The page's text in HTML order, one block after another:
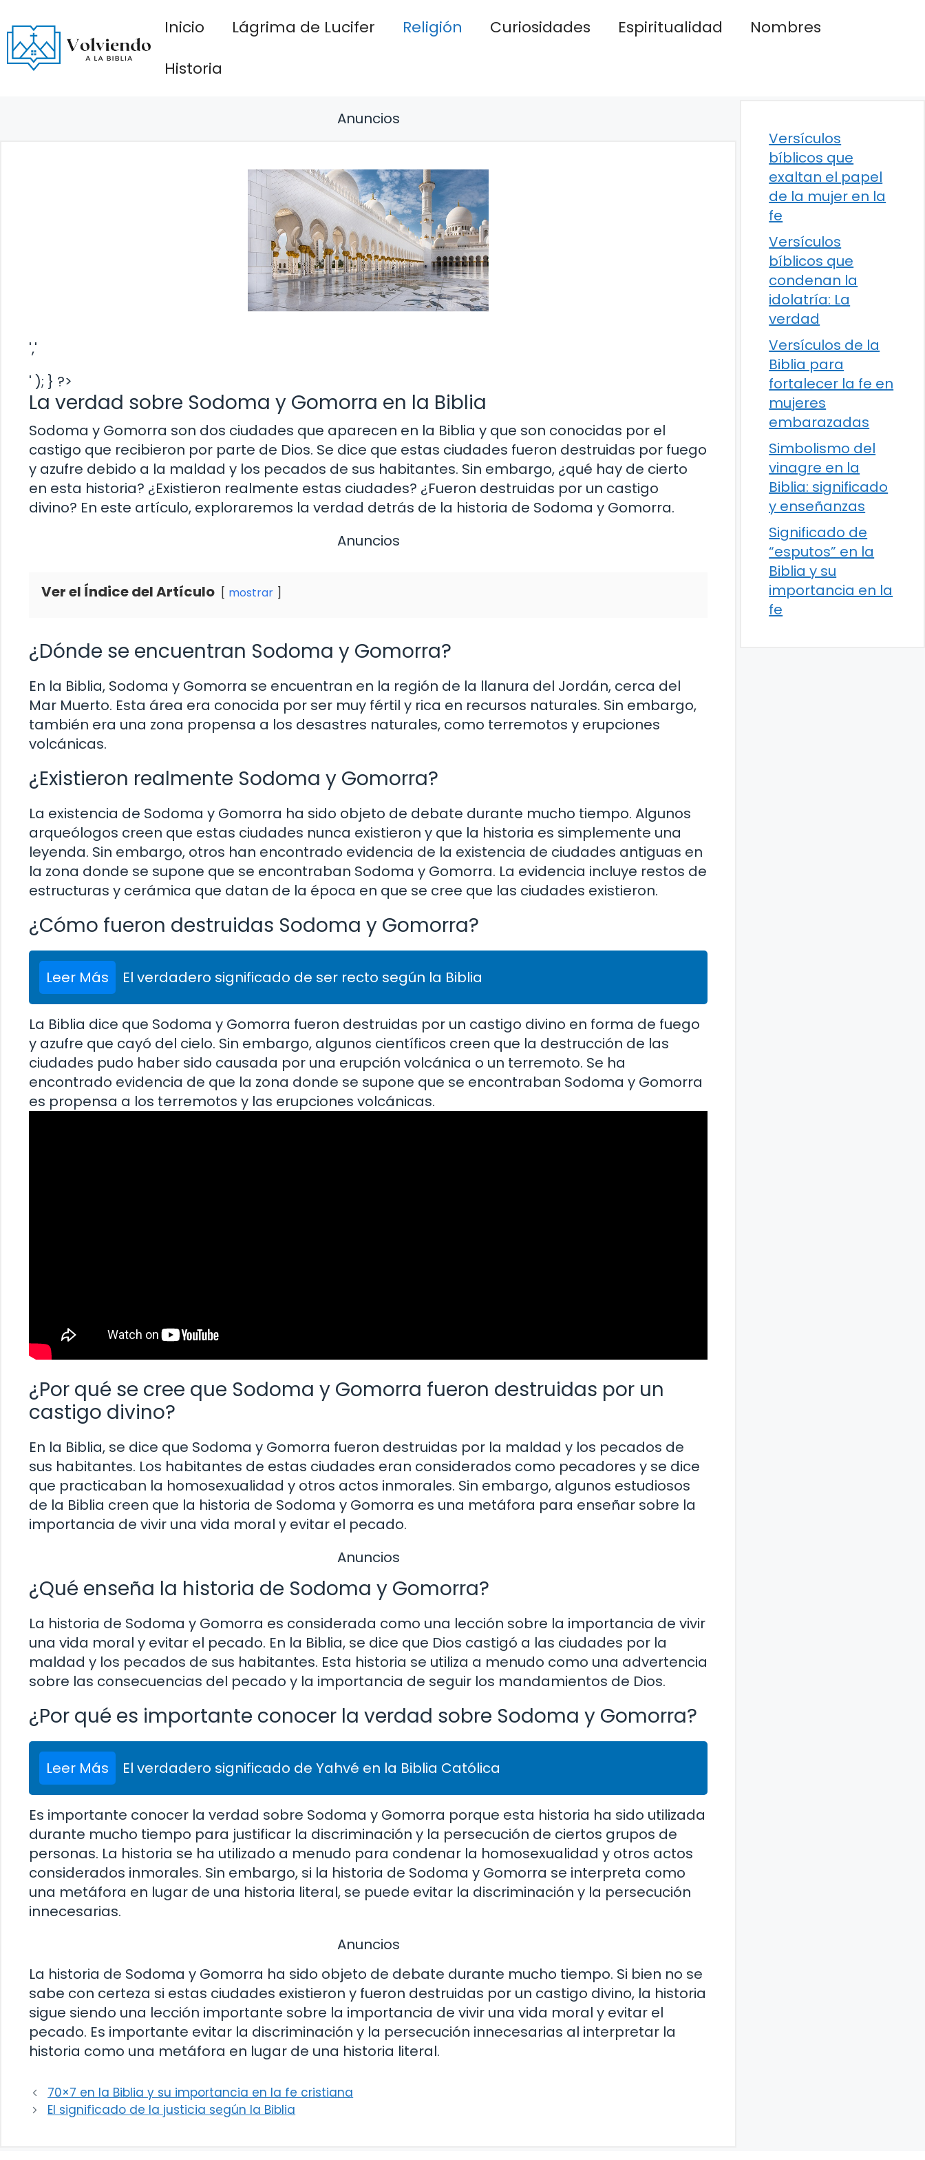
al
contenido
Inicio Lágrima de Lucifer Religión Curiosidades Espiritualidad
Nombres
Historia
Anuncios
','
' ); } ?>
La verdad sobre Sodoma y Gomorra en la Biblia
Sodoma y Gomorra son dos ciudades que aparecen en la Biblia y que son conocidas por el
castigo que recibieron por parte de Dios. Se dice que estas ciudades fueron destruidas por fuego
y azufre debido a la maldad y los pecados de sus habitantes. Sin embargo, ¿qué hay de cierto
en esta historia? ¿Existieron realmente estas ciudades? ¿Fueron destruidas por un castigo
divino? En este artículo, exploraremos la verdad detrás de la historia de Sodoma y Gomorra.
Anuncios
Ver el Índice del Artículo mostrar
¿Dónde se encuentran Sodoma y Gomorra?
En la Biblia, Sodoma y Gomorra se encuentran en la región de la llanura del Jordán, cerca del
Mar Muerto. Esta área era conocida por ser muy fértil y rica en recursos naturales. Sin embargo,
también era una zona propensa a los desastres naturales, como terremotos y erupciones
volcánicas.
¿Existieron realmente Sodoma y Gomorra?
La existencia de Sodoma y Gomorra ha sido objeto de debate durante mucho tiempo. Algunos
arqueólogos creen que estas ciudades nunca existieron y que la historia es simplemente una
leyenda. Sin embargo, otros han encontrado evidencia de la existencia de ciudades antiguas en
la zona donde se supone que se encontraban Sodoma y Gomorra. La evidencia incluye restos de
estructuras y cerámica que datan de la época en que se cree que las ciudades existieron.
¿Cómo fueron destruidas Sodoma y Gomorra?
Leer Más El verdadero significado de ser recto según la Biblia
La Biblia dice que Sodoma y Gomorra fueron destruidas por un castigo divino en forma de fuego
y azufre que cayó del cielo. Sin embargo, algunos científicos creen que la destrucción de las
ciudades pudo haber sido causada por una erupción volcánica o un terremoto. Se ha
encontrado evidencia de que la zona donde se supone que se encontraban Sodoma y Gomorra
es propensa a los terremotos y las erupciones volcánicas.
¿Por qué se cree que Sodoma y Gomorra fueron destruidas por un
castigo divino?
En la Biblia, se dice que Sodoma y Gomorra fueron destruidas por la maldad y los pecados de
sus habitantes. Los habitantes de estas ciudades eran considerados como pecadores y se dice
que practicaban la homosexualidad y otros actos inmorales. Sin embargo, algunos estudiosos
de la Biblia creen que la historia de Sodoma y Gomorra es una metáfora para enseñar sobre la
importancia de vivir una vida moral y evitar el pecado.
Anuncios
¿Qué enseña la historia de Sodoma y Gomorra?
La historia de Sodoma y Gomorra es considerada como una lección sobre la importancia de vivir
una vida moral y evitar el pecado. En la Biblia, se dice que Dios castigó a las ciudades por la
maldad y los pecados de sus habitantes. Esta historia se utiliza a menudo como una advertencia
sobre las consecuencias del pecado y la importancia de seguir los mandamientos de Dios.
¿Por qué es importante conocer la verdad sobre Sodoma y Gomorra?
Leer Más El verdadero significado de Yahvé en la Biblia Católica
Es importante conocer la verdad sobre Sodoma y Gomorra porque esta historia ha sido utilizada
durante mucho tiempo para justificar la discriminación y la persecución de ciertos grupos de
personas. La historia se ha utilizado a menudo para condenar la homosexualidad y otros actos
considerados inmorales. Sin embargo, si la historia de Sodoma y Gomorra se interpreta como
una metáfora en lugar de una historia literal, se puede evitar la discriminación y la persecución
innecesarias.
Anuncios
La historia de Sodoma y Gomorra ha sido objeto de debate durante mucho tiempo. Si bien no se
sabe con certeza si estas ciudades existieron y fueron destruidas por un castigo divino, la historia
sigue siendo una lección importante sobre la importancia de vivir una vida moral y evitar el
pecado. Es importante evitar la discriminación y la persecución innecesarias al interpretar la
historia como una metáfora en lugar de una historia literal.
70×7 en la Biblia y su importancia en la fe cristiana
El significado de la justicia según la Biblia
Versículos
bíblicos que
exaltan el papel
de la mujer en la
fe
Versículos
bíblicos que
condenan la
idolatría: La
verdad
Versículos de la
Biblia para
fortalecer la fe en
mujeres
embarazadas
Simbolismo del
vinagre en la
Biblia: significado
y enseñanzas
Significado de
“esputos” en la
Biblia y su
importancia en la
fe